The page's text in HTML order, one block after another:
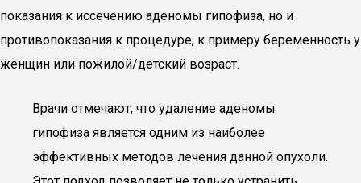
показания к иссечению аденомы гипофиза, но и
противопоказания к процедуре, к примеру беременность у
женщин или пожилой/детский возраст.
Врачи отмечают, что удаление аденомы
гипофиза является одним из наиболее
эффективных методов лечения данной опухоли.